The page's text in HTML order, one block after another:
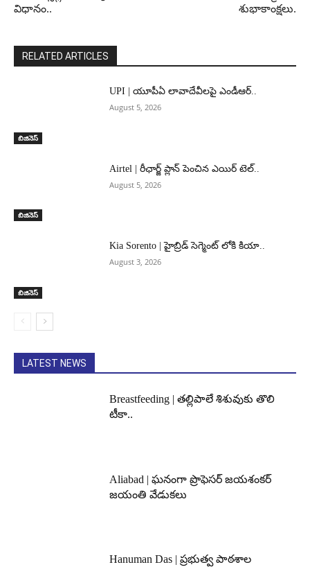
విధానం..
శుభాకాంక్షలు.
RELATED ARTICLES
బిజినెస్
UPI | యూపీఏ లావాదేవీలపై ఎండీఆర్..
August 5, 2026
బిజినెస్
Airtel | రీఛార్జ్ ప్లాన్ పెంచిన ఎయిర్ టెల్..
August 5, 2026
బిజినెస్
Kia Sorento | హైబ్రిడ్ సెగ్మెంట్ లోకి కియా..
August 3, 2026
LATEST NEWS
Breastfeeding | తల్లిపాలే శిశువుకు తొలి
టీకా..
Aliabad | ఘనంగా ప్రొఫెసర్ జయశంకర్
జయంతి వేడుకలు
Hanuman Das | ప్రభుత్వ పాఠశాల